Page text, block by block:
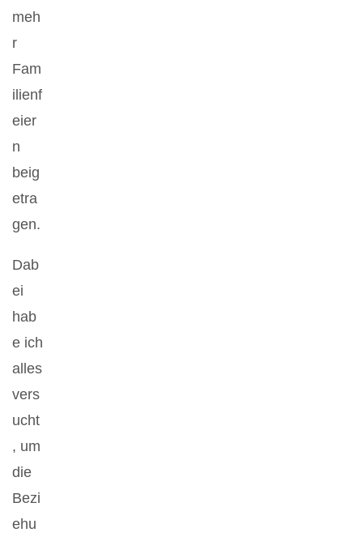
meh
r
Fam
ilienf
eier
n
beig
etra
gen.
Dab
ei
hab
e ich
alles
vers
ucht
, um
die
Bezi
ehu